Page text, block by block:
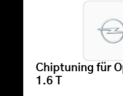
Chiptuning für
1.6 T